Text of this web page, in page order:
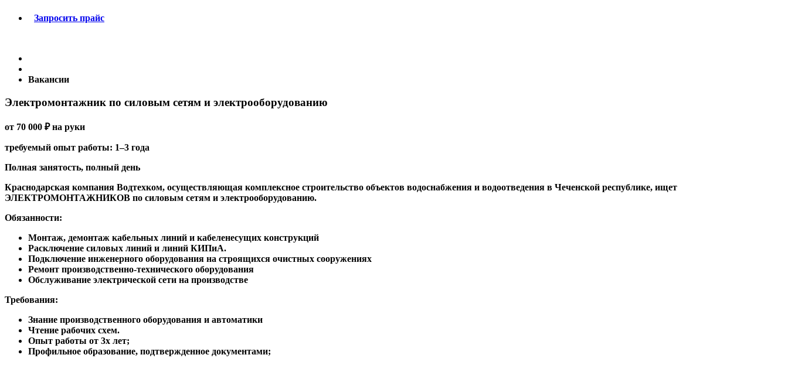
Запросить прайс
Вакансии
Электромонтажник по силовым сетям и электрооборудованию
от 70 000 ₽ на руки
требуемый опыт работы: 1–3 года
Полная занятость, полный день
Краснодарская компания Водтехком, осуществляющая комплексное строительство объектов водоснабжения и водоотведения в Чеченской республике, ищет
ЭЛЕКТРОМОНТАЖНИКОВ по силовым сетям и электрооборудованию.
Обязанности:
Монтаж, демонтаж кабельных линий и кабеленесущих конструкций
Расключение силовых линий и линий КИПиА.
Подключение инженерного оборудования на строящихся очистных сооружениях
Ремонт производственно-технического оборудования
Обслуживание электрической сети на производстве
Требования:
Знание производственного оборудования и автоматики
Чтение рабочих схем.
Опыт работы от 3х лет;
Профильное образование, подтвержденное документами;